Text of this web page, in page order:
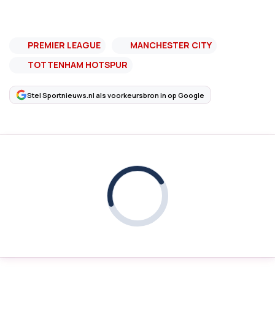
PREMIER LEAGUE
MANCHESTER CITY
TOTTENHAM HOTSPUR
Stel Sportnieuws.nl als voorkeursbron in op Google